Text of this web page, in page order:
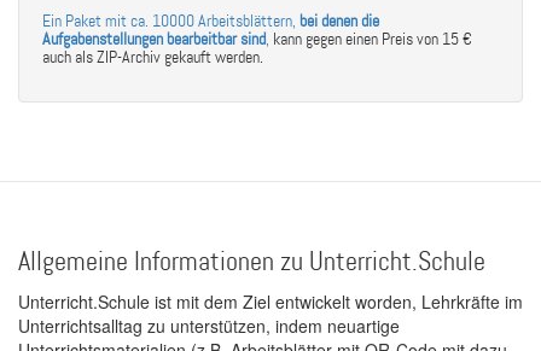
Ein Paket mit ca. 10000 Arbeitsblättern, bei denen die
Aufgabenstellungen bearbeitbar sind, kann gegen einen Preis von 15 €
auch als ZIP-Archiv gekauft werden.
Allgemeine Informationen zu Unterricht.Schule
Unterricht.Schule ist mit dem Ziel entwickelt worden, Lehrkräfte im
Unterrichtsalltag zu unterstützen, indem neuartige